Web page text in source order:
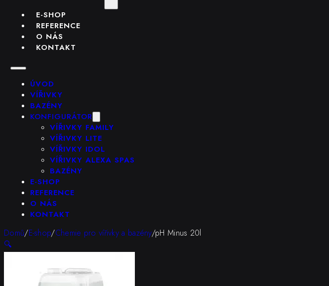
E-SHOP
REFERENCE
O NÁS
KONTAKT
ÚVOD
VÍŘIVKY
BAZÉNY
KONFIGURÁTOR
VÍŘIVKY FAMILY
VÍŘIVKY LITE
VÍŘIVKY IDOL
VÍŘIVKY ALEXA SPAS
BAZÉNY
E-SHOP
REFERENCE
O NÁS
KONTAKT
Domů/E-shop/Chemie pro vířivky a bazény/pH Minus 20l
🔍